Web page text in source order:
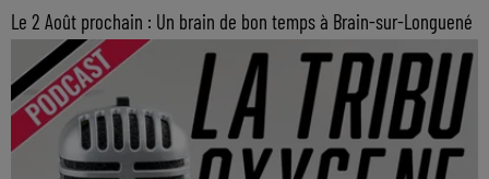
Le 2 Août prochain : Un brain de bon temps à Brain-sur-Longuené